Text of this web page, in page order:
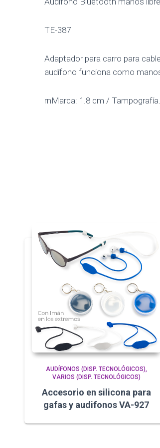
TE-387
Adaptador para carro para
audífono funciona como
rnMarca: 1.8 cm / Tampografía.
AUDÍFONOS (DISP. TECNOLÓGICOS)
VARIOS (DISP. TECNOLÓGICOS)
Accesorio en silicona para
gafas y audifonos VA-927